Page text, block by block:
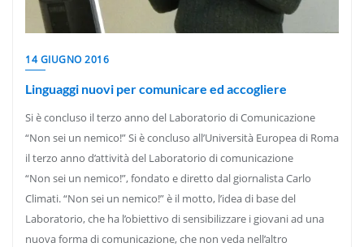
14 GIUGNO 2016
Linguaggi nuovi per comunicare ed accogliere
Si è concluso il terzo anno del Laboratorio di Comunicazione
“Non sei un nemico!” Si è concluso all’Università Europea di Roma
il terzo anno d’attività del Laboratorio di comunicazione
“Non sei un nemico!”, fondato e diretto dal giornalista Carlo
Climati. “Non sei un nemico!” è il motto, l’idea di base del
Laboratorio, che ha l’obiettivo di sensibilizzare i giovani ad una
nuova forma di comunicazione, che non veda nell’altro